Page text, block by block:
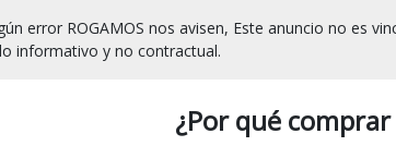
error ROGAMOS nos avisen, Este anuncio no es
¿Por qué